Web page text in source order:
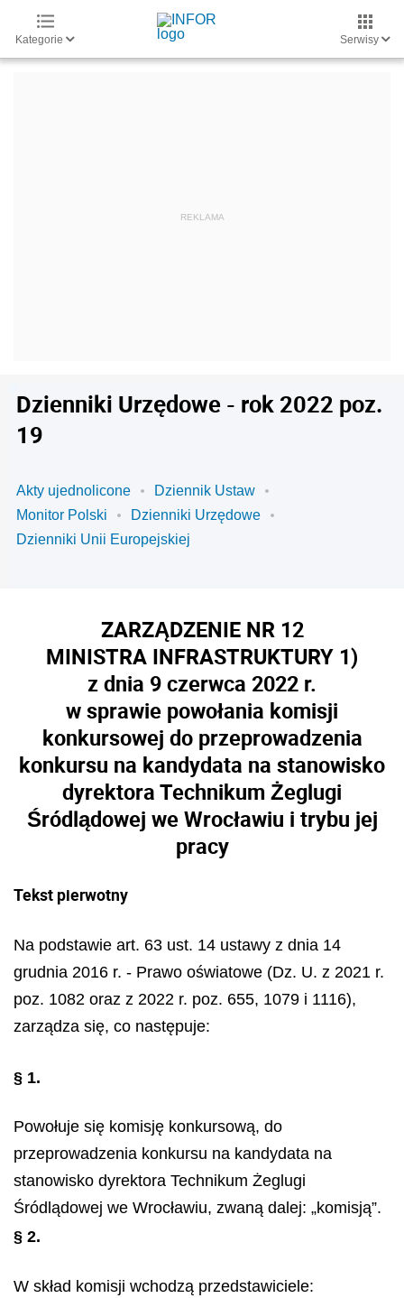
Kategorie Serwisy
Dzienniki Urzędowe - rok 2022 poz.
19
Akty ujednolicone
Dziennik Ustaw
Monitor Polski
Dzienniki Urzędowe
Dzienniki Unii Europejskiej
ZARZĄDZENIE NR 12
MINISTRA INFRASTRUKTURY 1)
z dnia 9 czerwca 2022 r.
w sprawie powołania komisji
konkursowej do przeprowadzenia
konkursu na kandydata na stanowisko
dyrektora Technikum Żeglugi
Śródlądowej we Wrocławiu i trybu jej
pracy
Tekst pierwotny
Na podstawie art. 63 ust. 14 ustawy z dnia 14
grudnia 2016 r. - Prawo oświatowe (Dz. U. z 2021 r.
poz. 1082 oraz z 2022 r. poz. 655, 1079 i 1116),
zarządza się, co następuje:
§ 1.
Powołuje się komisję konkursową, do
przeprowadzenia konkursu na kandydata na
stanowisko dyrektora Technikum Żeglugi
Śródlądowej we Wrocławiu, zwaną dalej: „komisją”.
§ 2.
W skład komisji wchodzą przedstawiciele: